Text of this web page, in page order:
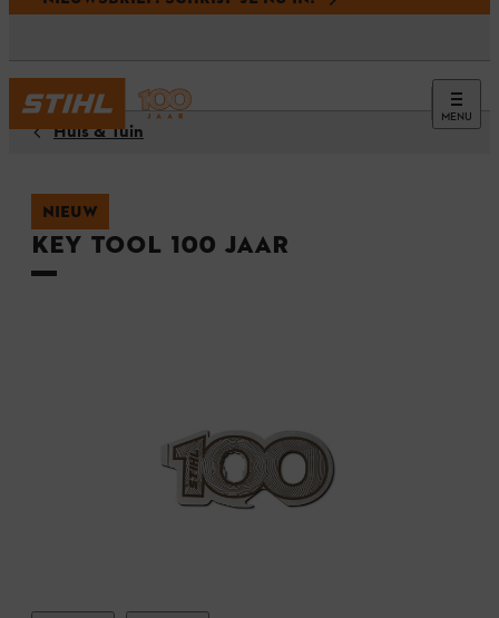
MENU
Huis & Tuin
NIEUW
Key Tool 100 jaar